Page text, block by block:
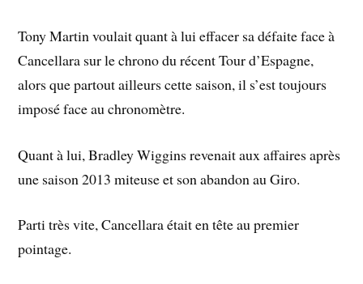
Tony Martin voulait quant à lui effacer sa défaite face à
Cancellara sur le chrono du récent Tour d’Espagne,
alors que partout ailleurs cette saison, il s’est toujours
imposé face au chronomètre.
Quant à lui, Bradley Wiggins revenait aux affaires après
une saison 2013 miteuse et son abandon au Giro.
Parti très vite, Cancellara était en tête au premier
pointage.